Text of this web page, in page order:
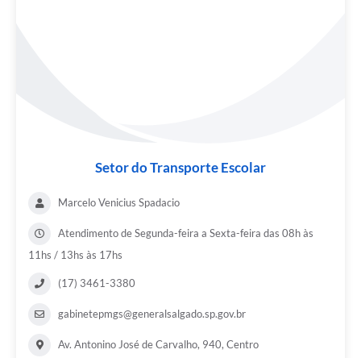
Setor do Transporte Escolar
Marcelo Venicius Spadacio
Atendimento de Segunda-feira a Sexta-feira das 08h às
11hs / 13hs às 17hs
(17) 3461-3380
gabinetepmgs@generalsalgado.sp.gov.br
Av. Antonino José de Carvalho, 940, Centro